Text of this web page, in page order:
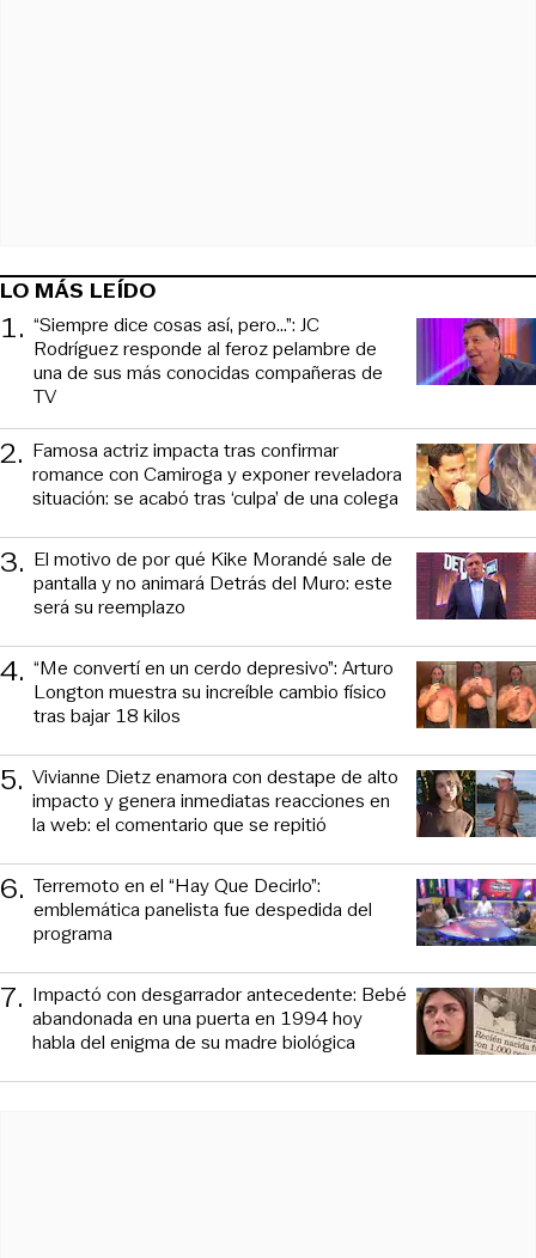
LO MÁS LEÍDO
1. “Siempre dice cosas así, pero...”: JC
Rodríguez responde al feroz pelambre de
una de sus más conocidas compañeras de
TV
2. Famosa actriz impacta tras confirmar
romance con Camiroga y exponer reveladora
situación: se acabó tras ‘culpa’ de una colega
3. El motivo de por qué Kike Morandé sale de
pantalla y no animará Detrás del Muro: este
será su reemplazo
4. “Me convertí en un cerdo depresivo”: Arturo
Longton muestra su increíble cambio físico
tras bajar 18 kilos
5. Vivianne Dietz enamora con destape de alto
impacto y genera inmediatas reacciones en
la web: el comentario que se repitió
6. Terremoto en el “Hay Que Decirlo”:
emblemática panelista fue despedida del
programa
7. Impactó con desgarrador antecedente: Bebé
abandonada en una puerta en 1994 hoy
habla del enigma de su madre biológica